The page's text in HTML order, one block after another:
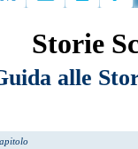
Storie
alle